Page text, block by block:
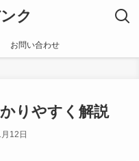
ク
お問い合わせ
りやすく解説
12日